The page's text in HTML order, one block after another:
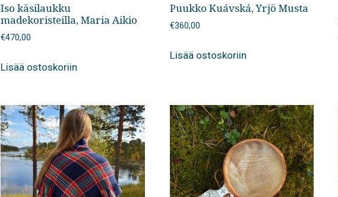
Iso käsilaukku
madekoristeilla, Maria Aikio
€470,00
Lisää ostoskoriin
Puukko Kuávská, Yrjö Musta
€360,00
Lisää ostoskoriin